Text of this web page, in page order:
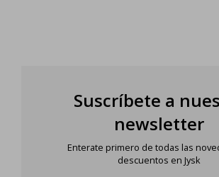
Suscríbete a
newsletter
Enterate primero de todas las
descuentos en Jysk